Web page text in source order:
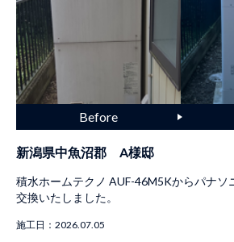
新潟県中魚沼郡 A様邸
積水ホームテクノ AUF-46M5Kからパナソ
交換いたしました。
施工日： 2026.07.05